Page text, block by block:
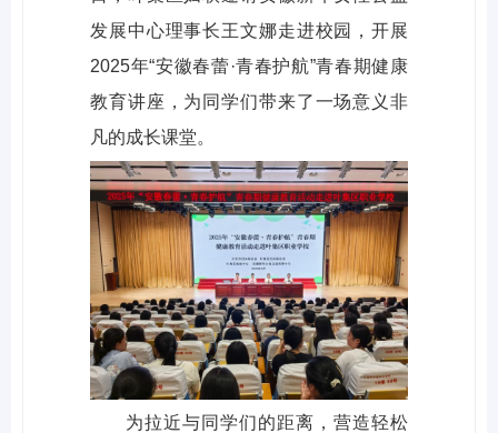
发展中心理事长王文娜走进校园，开展
2025年“安徽春蕾·青春护航”青春期健康
教育讲座，为同学们带来了一场意义非
凡的成长课堂。
为拉近与同学们的距离，营造轻松